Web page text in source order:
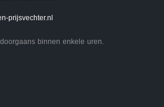
prijsvechter.nl
binnen enkele uren.